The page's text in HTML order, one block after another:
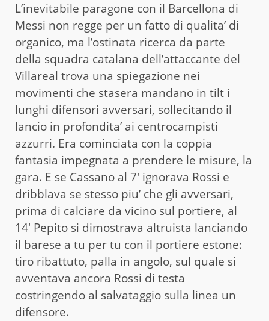
L’inevitabile paragone con il Barcellona di
Messi non regge per un fatto di qualita’ di
organico, ma l’ostinata ricerca da parte
della squadra catalana dell’attaccante del
Villareal trova una spiegazione nei
movimenti che stasera mandano in tilt i
lunghi difensori avversari, sollecitando il
lancio in profondita’ ai centrocampisti
azzurri. Era cominciata con la coppia
fantasia impegnata a prendere le misure, la
gara. E se Cassano al 7′ ignorava Rossi e
dribblava se stesso piu’ che gli avversari,
prima di calciare da vicino sul portiere, al
14′ Pepito si dimostrava altruista lanciando
il barese a tu per tu con il portiere estone:
tiro ribattuto, palla in angolo, sul quale si
avventava ancora Rossi di testa
costringendo al salvataggio sulla linea un
difensore.